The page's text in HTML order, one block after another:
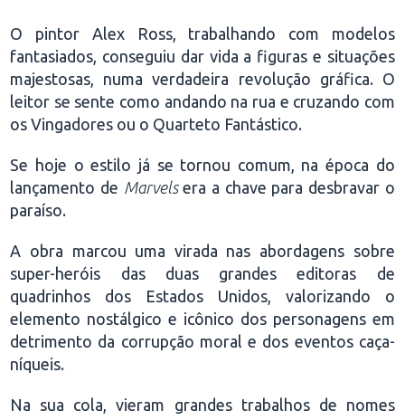
O pintor Alex Ross, trabalhando com modelos
fantasiados, conseguiu dar vida a figuras e situações
majestosas, numa verdadeira revolução gráfica. O
leitor se sente como andando na rua e cruzando com
os Vingadores ou o Quarteto Fantástico.
Se hoje o estilo já se tornou comum, na época do
lançamento de Marvelsera a chave para desbravar o
paraíso.
A obra marcou uma virada nas abordagens sobre
super-heróis das duas grandes editoras de
quadrinhos dos Estados Unidos, valorizando o
elemento nostálgico e icônico dos personagens em
detrimento da corrupção moral e dos eventos caça-
níqueis.
Na sua cola, vieram grandes trabalhos de nomes